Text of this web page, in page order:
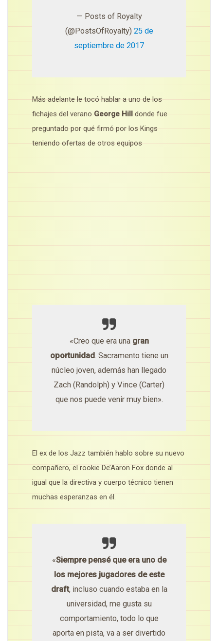
— Posts of Royalty
(@PostsOfRoyalty) 25 de
septiembre de 2017
Más adelante le tocó hablar a uno de los
fichajes del verano George Hill
donde fue
preguntado por qué firmó por los Kings
teniendo ofertas de otros equipos
«Creo que era una gran
oportunidad. Sacramento tiene un
núcleo joven, además han llegado
Zach (Randolph) y Vince (Carter)
que nos puede venir muy bien».
El ex de los Jazz también hablo sobre su nuevo
compañero, el rookie De’Aaron Fox donde al
igual que la directiva y cuerpo técnico tienen
muchas esperanzas en él.
«Siempre pensé que era uno de
los mejores jugadores de este
draft, incluso cuando estaba en la
universidad, me gusta su
comportamiento, todo lo que
aporta en pista, va a ser divertido